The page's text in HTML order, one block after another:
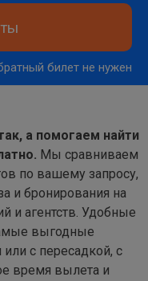
билет не нужен
а помогаем найти
Мы сравниваем
по вашему запросу,
и бронирования на
и агентств. Удобные
выгодные
с пересадкой, с
время вылета и